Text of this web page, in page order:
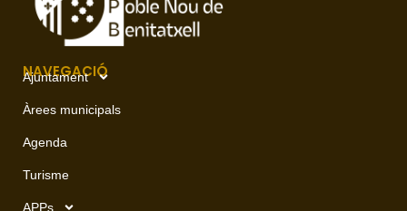
NAVEGACIÓ
Ajuntament
Àrees municipals
Agenda
Turisme
APPs